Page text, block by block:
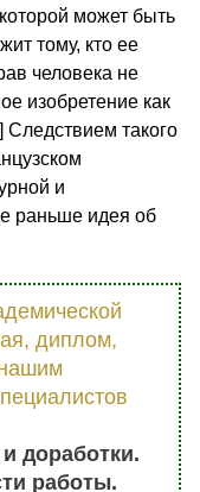
может быть
тому, кто ее
человека не
изобретение как
Следствием такого
и
раньше идея об
диплом,
доработки.
работы.